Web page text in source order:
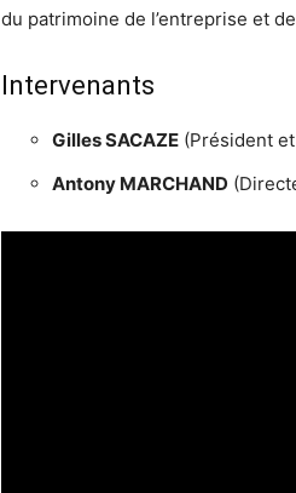
du patrimoine de l’entreprise et
Intervenants
Gilles SACAZE (Président
Antony MARCHAND